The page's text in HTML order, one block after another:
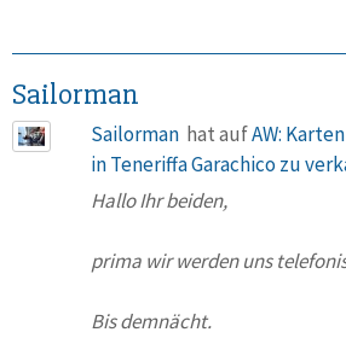
Sailorman
Sailorman hat aufAW:
in Teneriffa Garachico zu
Hallo Ihr beiden,
prima wir werden uns
Bis demnächt.